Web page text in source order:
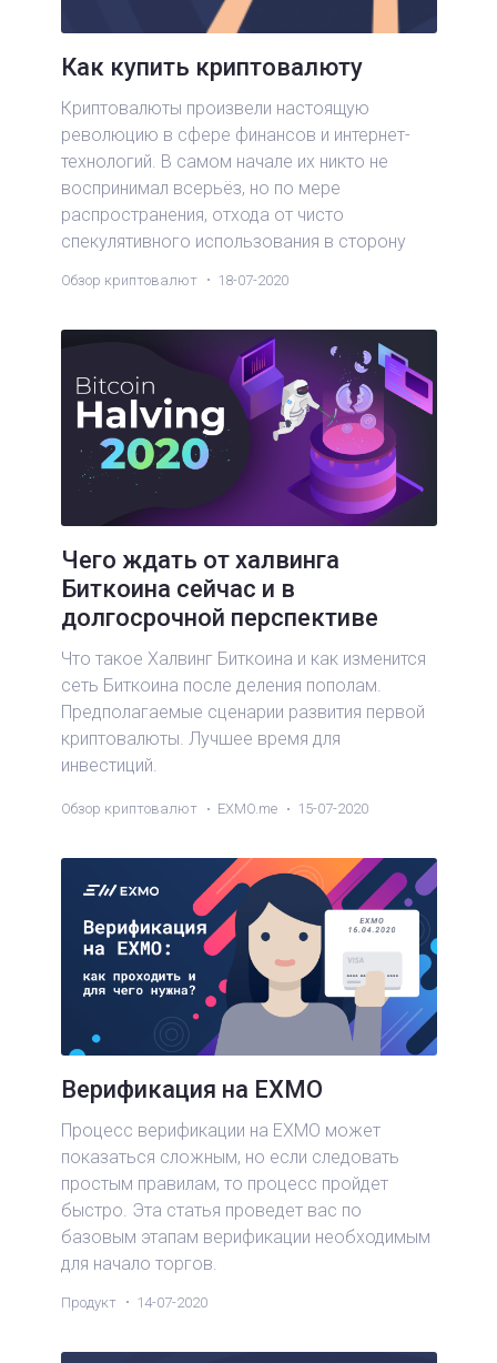
Как купить криптовалюту
Криптовалюты произвели настоящую
революцию в сфере финансов и интернет-
технологий. В самом начале их никто не
воспринимал всерьёз, но по мере
распространения, отхода от чисто
спекулятивного использования в сторону
оказывали всё большее влияние на мировую
Обзор криптовалют 18-07-2020
Чего ждать от халвинга
Биткоина сейчас и в
долгосрочной перспективе
Что такое Халвинг Биткоина и как изменится
сеть Биткоина после деления пополам.
Предполагаемые сценарии развития первой
криптовалюты. Лучшее время для
инвестиций.
Обзор криптовалют EXMO.me 15-07-2020
Верификация на EXMO
Процесс верификации на EXMO может
показаться сложным, но если следовать
простым правилам, то процесс пройдет
быстро. Эта статья проведет вас по
базовым этапам верификации необходимым
для начало торгов.
Продукт 14-07-2020